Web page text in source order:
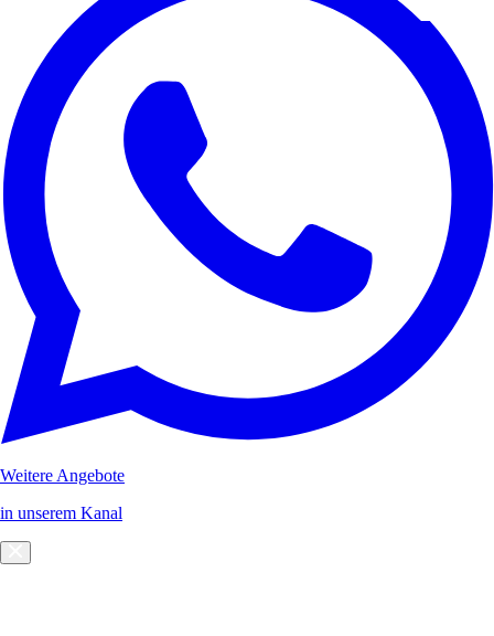
Weitere Angebote
in unserem Kanal